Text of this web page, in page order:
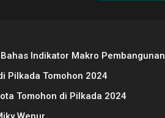
Indikator Makro Pembangunan
Pilkada Tomohon 2024
Tomohon di Pilkada 2024